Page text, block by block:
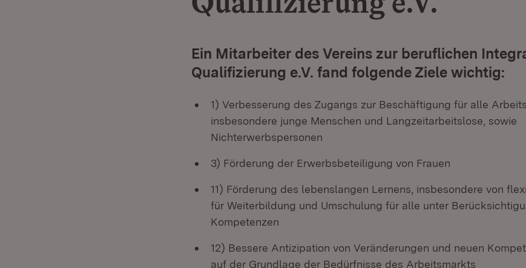
Ein Mitarbeiter des Vereins zur beruflichen
Qualifizierung e.V. fand folgende Ziele wichtig:
1) Verbesserung des Zugangs zur Beschäftigung für alle
insbesondere junge Menschen und Langzeitarbeitslose, sowie
Nichterwerbspersonen
3) Förderung der Erwerbsbeteiligung von Frauen
11) Förderung des lebenslangen Lernens, insbesondere von
für Weiterbildung und Umschulung für alle unter
Kompetenzen
12) Bessere Antizipation von Veränderungen und neuen
auf der Grundlage der Bedürfnisse des Arbeitsmarkts